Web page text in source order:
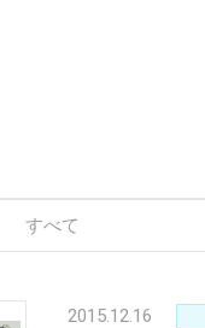
すべて
2015.12.16